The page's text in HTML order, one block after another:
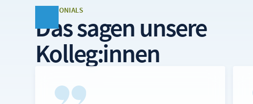
TESTIMONIALS
Das sagen unsere
Kolleg:innen